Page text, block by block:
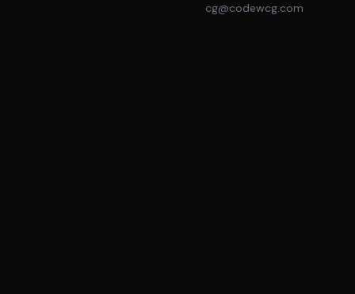
cg@codewcg.com